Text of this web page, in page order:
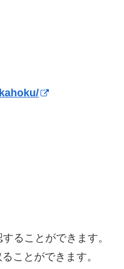
ることができます。
ことができます。